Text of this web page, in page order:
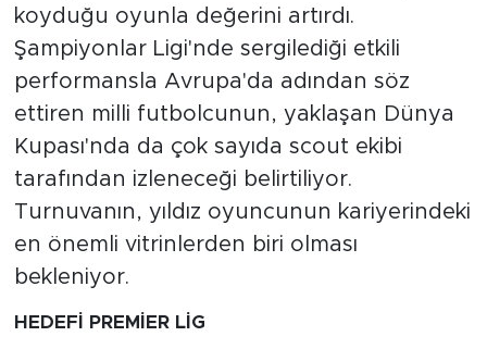
koyduğu oyunla değerini artırdı.
Şampiyonlar Ligi'nde sergilediği etkili
performansla Avrupa'da adından söz
ettiren milli futbolcunun, yaklaşan Dünya
Kupası'nda da çok sayıda scout ekibi
tarafından izleneceği belirtiliyor.
Turnuvanın, yıldız oyuncunun kariyerindeki
en önemli vitrinlerden biri olması
bekleniyor.
HEDEFİ PREMİER LİG